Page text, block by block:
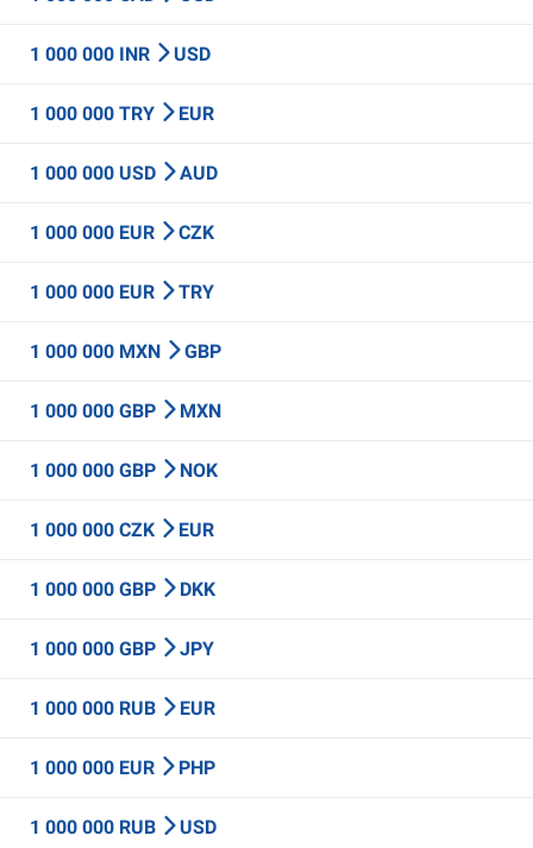
1 000 000 INR USD
1 000 000 TRY EUR
1 000 000 USD AUD
1 000 000 EUR CZK
1 000 000 EUR TRY
1 000 000 MXN GBP
1 000 000 GBP MXN
1 000 000 GBP NOK
1 000 000 CZK EUR
1 000 000 GBP DKK
1 000 000 GBP JPY
1 000 000 RUB EUR
1 000 000 EUR PHP
1 000 000 RUB USD